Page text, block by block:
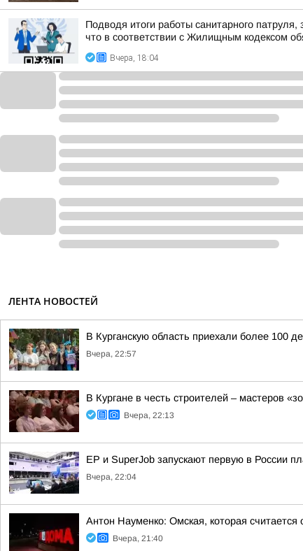
Подводя итоги работы санитарного
что в соответствии с Жилищным кодексом
Вчера, 18:04
ЛЕНТА НОВОСТЕЙ
В Курганскую область приехали более 100
Вчера, 22:57
В Кургане в честь строителей – мастеров
Вчера, 22:13
ЕР и SuperJob запускают первую в России
Вчера, 22:04
Антон Науменко: Омская, которая
Вчера, 21:40